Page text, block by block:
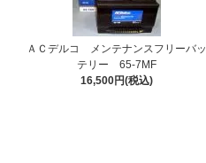
ＡＣデルコ メンテナンスフリーバッ
テリー 65-7MF
16,500円(税込)